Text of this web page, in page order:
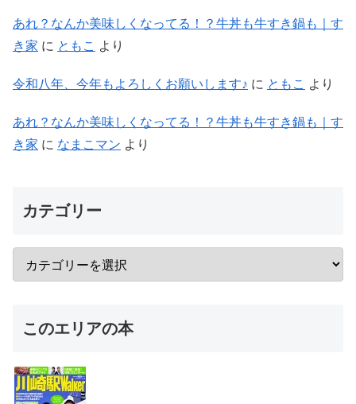
あれ？なんか美味しくなってる！？牛丼も牛すき鍋も｜す
き家 に ともこ より
令和八年、今年もよろしくお願いします♪ に ともこ より
あれ？なんか美味しくなってる！？牛丼も牛すき鍋も｜す
き家 に なまこマン より
カテゴリー
このエリアの本